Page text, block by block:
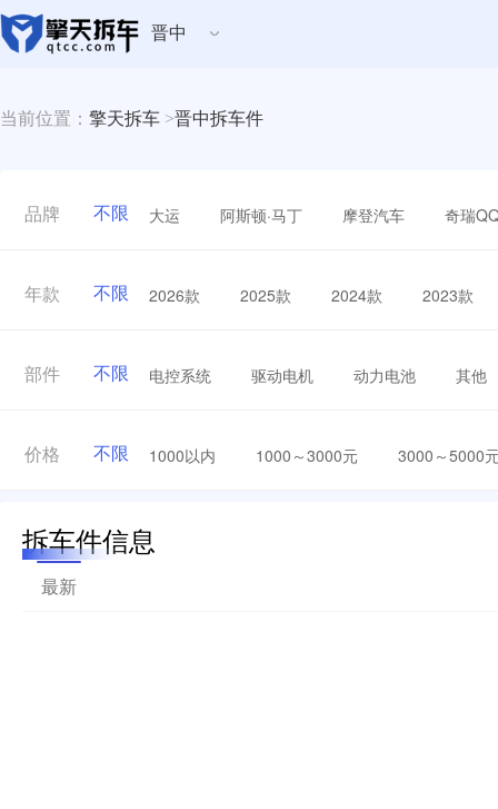
晋中
当前位置： 擎天拆车 >晋中拆车件
品牌 不限 大运 阿斯顿·马丁 摩登汽车 奇瑞
年款 不限 2026款 2025款 2024款 2023款
部件 不限 电控系统 驱动电机 动力电池 其他
价格 不限 1000以内 1000～3000元 3000～5000
拆车件信息
最新